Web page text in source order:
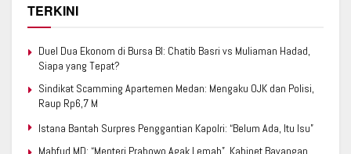
TERKINI
Duel Dua Ekonom di Bursa BI: Chatib Basri vs Muliaman Hadad,
Siapa yang Tepat?
Sindikat Scamming Apartemen Medan: Mengaku OJK dan Polisi,
Raup Rp6,7 M
Istana Bantah Surpres Penggantian Kapolri: “Belum Ada, Itu Isu”
Mahfud MD: “Menteri Prabowo Agak Lemah”, Kabinet Bayangan